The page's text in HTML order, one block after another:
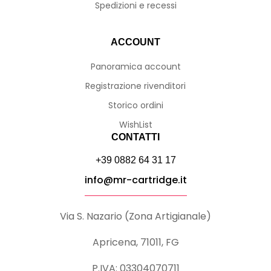
Spedizioni e recessi
ACCOUNT
Panoramica account
Registrazione rivenditori
Storico ordini
WishList
CONTATTI
+39 0882 64 31 17
info@mr-cartridge.it
Via S. Nazario (Zona Artigianale)
Apricena, 71011, FG
P.IVA: 03304070711